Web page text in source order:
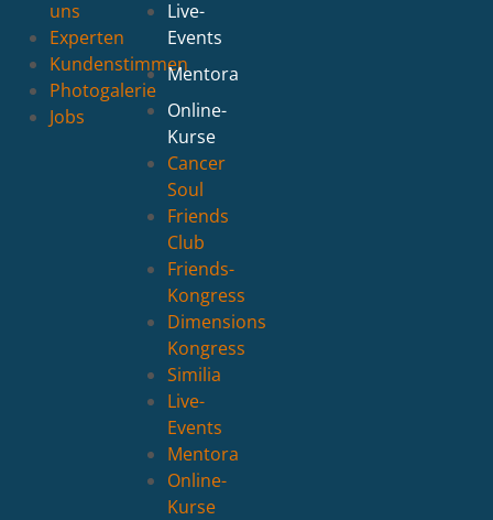
uns
Experten
Kundenstimmen
Photogalerie
Jobs
Live-
Events
Mentora
Online-
Kurse
Cancer
Soul
Friends
Club
Friends-
Kongress
Dimensions
Kongress
Similia
Live-
Events
Mentora
Online-
Kurse